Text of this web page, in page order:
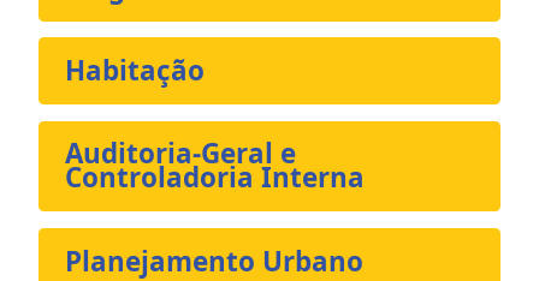
Habitação
Auditoria-Geral e
Controladoria Interna
Planejamento Urbano